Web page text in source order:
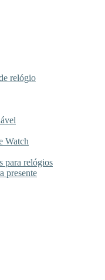
relógio
Watch
para relógios
presente